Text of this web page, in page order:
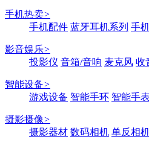
手机热卖>
手机配件 蓝牙耳机系列 手
影音娱乐>
投影仪 音箱/音响 麦克风 收
智能设备>
游戏设备 智能手环 智能手表
摄影摄像>
摄影器材 数码相机 单反相